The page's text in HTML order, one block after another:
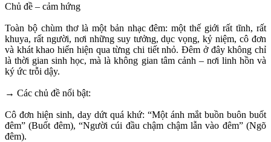
Chủ đề – cảm hứng
Toàn bộ chùm thơ là một bản nhạc đêm: một thế giới rất tĩnh, rất
khuya, rất người, nơi những suy tưởng, dục vọng, kỷ niệm, cô đơn
và khát khao hiển hiện qua từng chi tiết nhỏ. Đêm ở đây không chỉ
là thời gian sinh học, mà là không gian tâm cảnh – nơi linh hồn và
ký ức trỗi dậy.
→ Các chủ đề nổi bật:
Cô đơn hiện sinh, day dứt quá khứ: “Một ánh mắt buồn buôn buốt
đêm” (Buốt đêm), “Người cúi đầu chậm chậm lẫn vào đêm” (Ngõ
đêm).